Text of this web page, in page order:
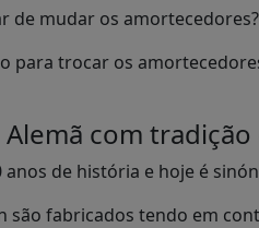
de mudar os
para trocar os
Alemã com
anos de história e hoje é
são fabricados tendo em